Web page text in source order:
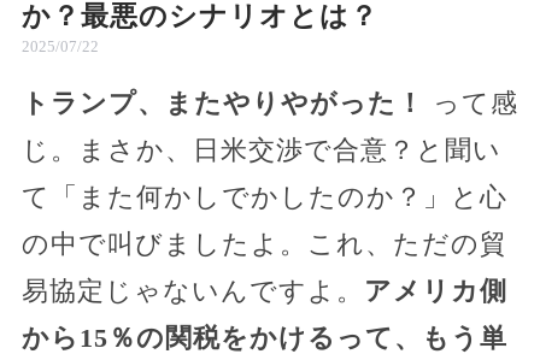
か？最悪のシナリオとは？
2025/07/22
トランプ、またやりやがった！
って感
じ。まさか、日米交渉で合意？と聞い
て「また何かしでかしたのか？」と心
の中で叫びましたよ。これ、ただの貿
易協定じゃないんですよ。 アメリカ側
から15％の関税をかけるって、もう単